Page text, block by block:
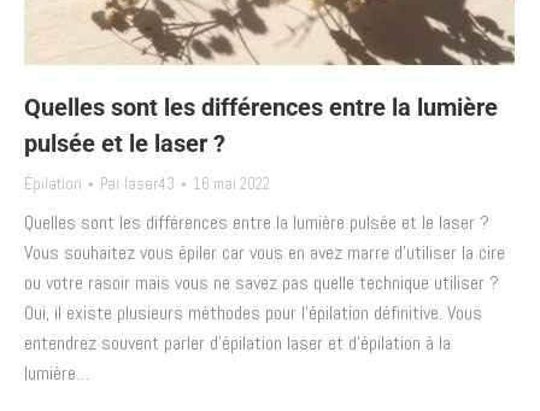
Quelles sont les différences entre la lumière
pulsée et le laser ?
Épilation Par laser43 16 mai 2022
Quelles sont les différences entre la lumière pulsée et le laser ?
Vous souhaitez vous épiler car vous en avez marre d’utiliser la cire
ou votre rasoir mais vous ne savez pas quelle technique utiliser ?
Oui, il existe plusieurs méthodes pour l’épilation définitive. Vous
entendrez souvent parler d’épilation laser et d’épilation à la
lumière…